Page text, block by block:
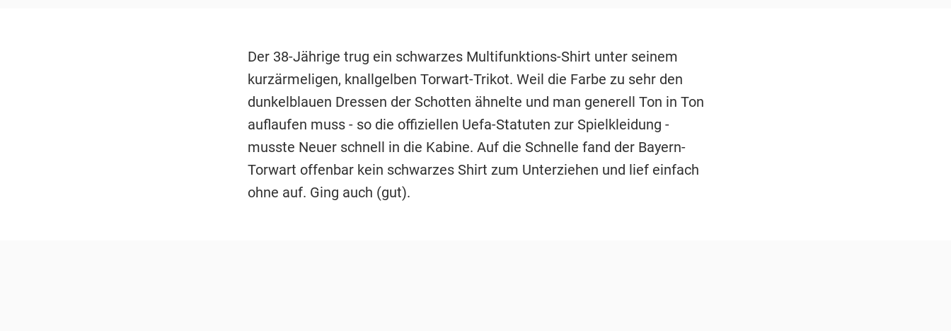
Der 38-Jährige trug ein schwarzes Multifunktions-Shirt unter seinem
kurzärmeligen, knallgelben Torwart-Trikot. Weil die Farbe zu sehr den
dunkelblauen Dressen der Schotten ähnelte und man generell Ton in Ton
auflaufen muss - so die offiziellen Uefa-Statuten zur Spielkleidung -
musste Neuer schnell in die Kabine. Auf die Schnelle fand der Bayern-
Torwart offenbar kein schwarzes Shirt zum Unterziehen und lief einfach
ohne auf. Ging auch (gut).